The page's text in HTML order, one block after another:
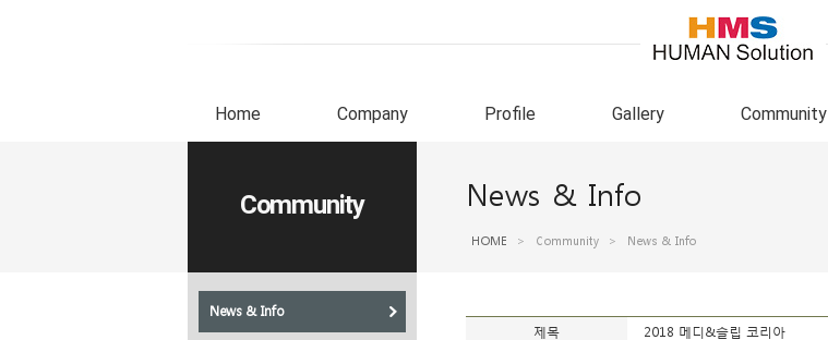
Home Company Profile Gallery Community
Community
News & Info
News & Info
HOME > Community > News & Info
제목 2018 메디&슬립 코리아